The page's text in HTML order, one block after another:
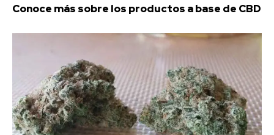
Conoce más sobre los productos a base de CBD